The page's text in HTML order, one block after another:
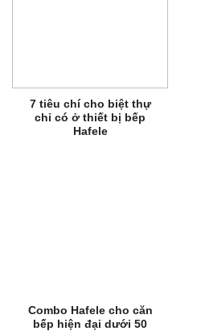
7 tiêu chí cho biệt thự
chỉ có ở thiết bị bếp
Hafele
Combo Hafele cho căn
bếp hiện đại dưới 50